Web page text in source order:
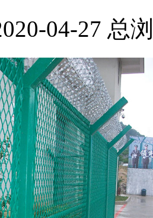
04-27 总